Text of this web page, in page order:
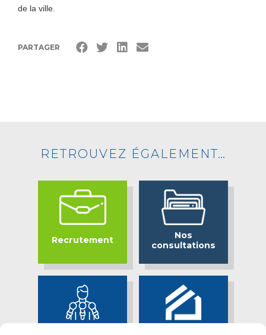
de la ville.
PARTAGER
RETROUVEZ ÉGALEMENT…
Recrutement
Nos
consultations